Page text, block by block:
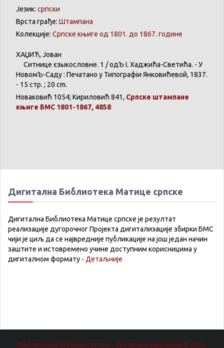
Језик: српски
Врста грађе: Штампана
Колекције: Српске књиге од 1801. до 1867. године
ХАЏИЋ, Јован
Ситнице єзыкословне. 1 / одЪ І. Хаджића-Светића. - У
НовомЪ-Саду: Печатано у Типографіи Янковићевой, 1837.
- 15 стр. ; 20 cm.
Новаковић 1054; Кириловић 841, Српске штампане
књиге БМС 1801-1867, 4858
Дигитална Библиотека Матице српске
Дигитална Библиотека Матице српске је резултат
реализације дугорочног Пројекта дигитализације збирки БМС
чији је циљ да се највредније публикације на још један начин
заштите и истовремено учине доступним корисницима у
дигиталном формату - Детаљније
Библиотека Матице српске - Сва права задржана.© 2026